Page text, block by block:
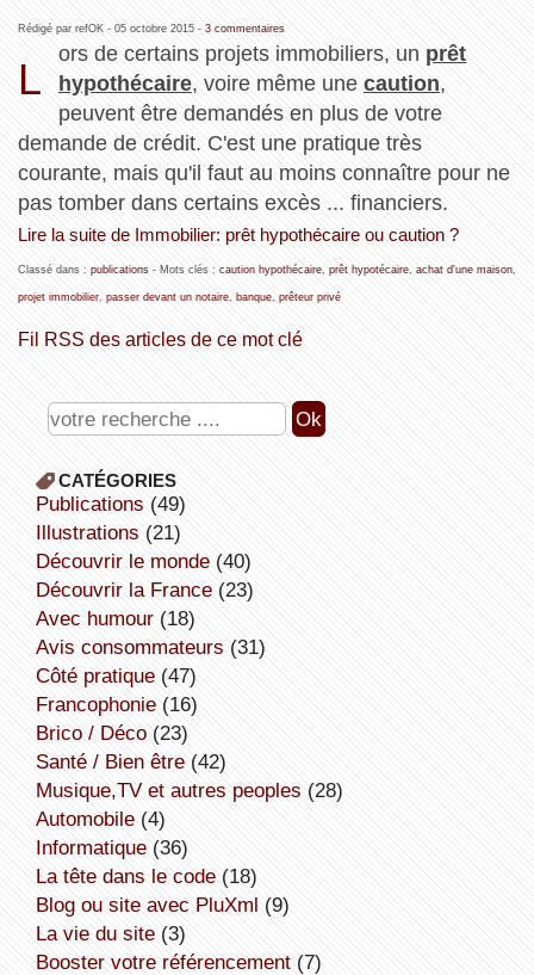
Rédigé par refOK - 05 octobre 2015- 3 commentaires
L
ors de certains projets immobiliers, un prêt
hypothécaire, voire même unecaution,
peuvent être demandés en plus de votre
demande de crédit. C'est une pratique très
courante, mais qu'il faut au moins connaître pour ne
pas tomber dans certains excès ... financiers.
Lire la suite de Immobilier: prêt hypothécaire ou caution ?
Classé dans : publications- Mots clés : caution hypothécaire, prêt hypotécaire, achat d'une maison,
projet immobilier, passer devant un notaire, banque, prêteur privé
Fil RSS des articles de ce mot clé
CATÉGORIES
publications (49)
illustrations (21)
découvrir le monde(40)
découvrir la France(23)
avec humour(18)
avis consommateurs (31)
côté pratique(47)
Francophonie(16)
Brico / Déco(23)
Santé / Bien être(42)
Musique,TV et autres peoples (28)
Automobile(4)
informatique(36)
la tête dans le code(18)
Blog ou site avec PluXml (9)
la vie du site(3)
booster votre référencement(7)